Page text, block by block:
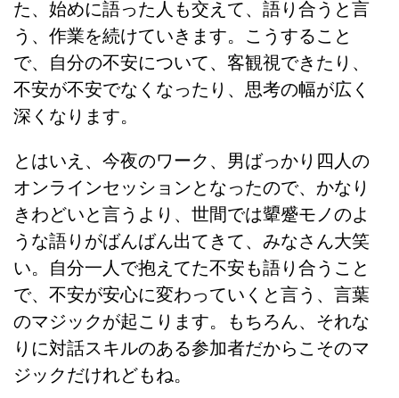
た、始めに語った人も交えて、語り合うと言
う、作業を続けていきます。こうすること
で、自分の不安について、客観視できたり、
不安が不安でなくなったり、思考の幅が広く
深くなります。
とはいえ、今夜のワーク、男ばっかり四人の
オンラインセッションとなったので、かなり
きわどいと言うより、世間では顰蹙モノのよ
うな語りがばんばん出てきて、みなさん大笑
い。自分一人で抱えてた不安も語り合うこと
で、不安が安心に変わっていくと言う、言葉
のマジックが起こります。もちろん、それな
りに対話スキルのある参加者だからこそのマ
ジックだけれどもね。